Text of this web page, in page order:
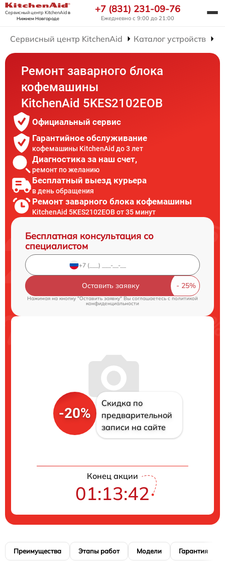
Сервисный центр KitchenAidв
Нижнем Новгороде
+7 (831) 231-09-76
Ежедневно с 9:00 до 21:00
Сервисный центр KitchenAid Каталог устройств
Ремонт заварного блока
кофемашины
KitchenAid 5KES2102EOB
Официальный сервис
Гарантийное обслуживание
кофемашины KitchenAid до 3 лет
Диагностика за наш счет,
ремонт по желанию
Бесплатный выезд курьера
в день обращения
Ремонт заварного блока кофемашины
KitchenAid 5KES2102EOB от 35 минут
Бесплатная консультация со
специалистом
Оставить заявку
Нажимая на кнопку "Оставить заявку" Вы соглашаетесь cполитикой
конфиденциальности
-20%
Скидка по
предварительной
записи на сайте
Конец акции
01:13:41
Преимущества Этапы работ Модели Гарантия